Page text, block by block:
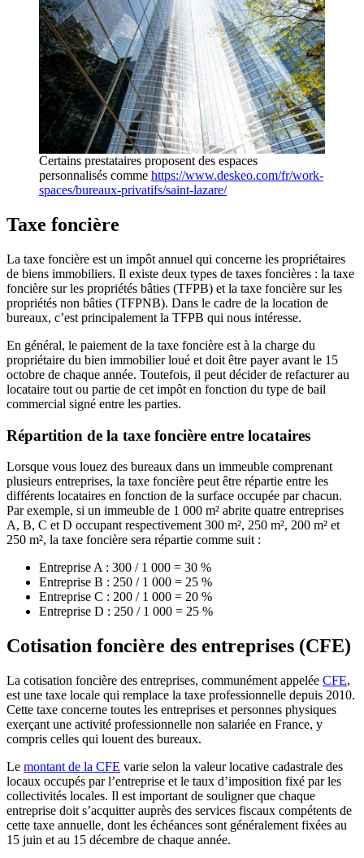
Certains prestataires proposent des espaces
personnalisés comme https://www.deskeo.com/fr/work-
spaces/bureaux-privatifs/saint-lazare/
Taxe foncière
La taxe foncière est un impôt annuel qui concerne les propriétaires
de biens immobiliers. Il existe deux types de taxes foncières : la taxe
foncière sur les propriétés bâties (TFPB) et la taxe foncière sur les
propriétés non bâties (TFPNB). Dans le cadre de la location de
bureaux, c’est principalement la TFPB qui nous intéresse.
En général, le paiement de la taxe foncière est à la charge du
propriétaire du bien immobilier loué et doit être payer avant le 15
octobre de chaque année. Toutefois, il peut décider de refacturer au
locataire tout ou partie de cet impôt en fonction du type de bail
commercial signé entre les parties.
Répartition de la taxe foncière entre locataires
Lorsque vous louez des bureaux dans un immeuble comprenant
plusieurs entreprises, la taxe foncière peut être répartie entre les
différents locataires en fonction de la surface occupée par chacun.
Par exemple, si un immeuble de 1 000 m² abrite quatre entreprises
A, B, C et D occupant respectivement 300 m², 250 m², 200 m² et
250 m², la taxe foncière sera répartie comme suit :
Entreprise A : 300 / 1 000 = 30 %
Entreprise B : 250 / 1 000 = 25 %
Entreprise C : 200 / 1 000 = 20 %
Entreprise D : 250 / 1 000 = 25 %
Cotisation foncière des entreprises (CFE)
La cotisation foncière des entreprises, communément appelée CFE,
est une taxe locale qui remplace la taxe professionnelle depuis 2010.
Cette taxe concerne toutes les entreprises et personnes physiques
exerçant une activité professionnelle non salariée en France, y
compris celles qui louent des bureaux.
Le montant de la CFE varie selon la valeur locative cadastrale des
locaux occupés par l’entreprise et le taux d’imposition fixé par les
collectivités locales. Il est important de souligner que chaque
entreprise doit s’acquitter auprès des services fiscaux compétents de
cette taxe annuelle, dont les échéances sont généralement fixées au
15 juin et au 15 décembre de chaque année.